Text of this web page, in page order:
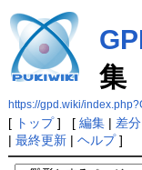
集
https://gpd.wiki/
[ トップ] [ 編集| 差分
| 最終更新| ヘルプ]